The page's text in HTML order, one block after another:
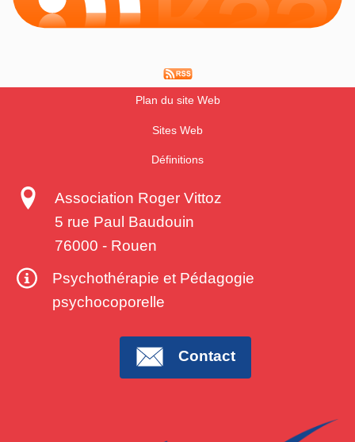
Plan du site Web
Sites Web
Définitions
Association Roger Vittoz
5 rue Paul Baudouin
76000 - Rouen
Psychothérapie et Pédagogie
psychocoporelle
Contact